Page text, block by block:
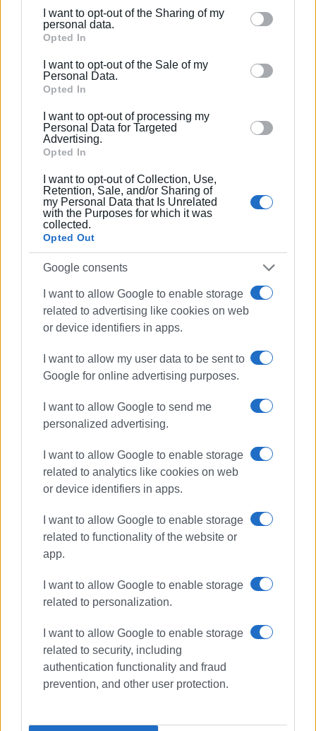
Please note that this website/app uses one or more
Google services and may gather and store information
behaviour. You may click to grant or deny consent to
Google and its third-party tags to use your data for
section.
I want to opt-out of the Sharing of my
personal data.
Opted In
I want to opt-out of the Sale of my
Personal Data.
Opted In
I want to opt-out of processing my
Personal Data for Targeted
Advertising.
Opted In
I want to opt-out of Collection, Use,
Retention, Sale, and/or Sharing of
my Personal Data that Is Unrelated
with the Purposes for which it was
collected.
Opted Out
Google consents
I want to allow Google to enable storage
related to advertising like cookies on web
or device identifiers in apps.
I want to allow my user data to be sent to
Google for online advertising purposes.
I want to allow Google to send me
personalized advertising.
I want to allow Google to enable storage
related to analytics like cookies on web
or device identifiers in apps.
I want to allow Google to enable storage
related to functionality of the website or
app.
I want to allow Google to enable storage
related to personalization.
I want to allow Google to enable storage
related to security, including
authentication functionality and fraud
prevention, and other user protection.
ΑΟ Τρίκαλα - Ανθούπολη
Θεσπρωτός - Τηλυκράτης
Αναγέννηση Άρτας – Πρόοδος Ρωγών
Αστέρας Σταυρού - Νέα Σελεύκεια
Ρεπό: Αναγέννηση Σχηματαρίου
Φωτο: ΑΕ Λευκίμμης - Η αρχική ενδεκάδα της ΑΕΛ λίγο
Εμφανίσεις: 124
Πτυχιούχος Οικονομικών του Πανεπιστημίου
Πειραιά. Συνεργάστηκε στο ξεκίνημα με την
«Αθλητική Πορεία της Κέρκυρας», ενώ από τις
αρχές του ΄92 και για 25 χρόνια στο «Κερκυραϊκό
«Κερκυραϊκά Σπορ» και από το 2000 και για 15
χρόνια στο «ΦΩΣ των ΣΠΟΡ». Από το 2015
εργάζεται στην «ΕΝΗΜΕΡΩΣΗ», ενώ
Channel (στα πρώτα χρόνια λειτουργίας του) και
Start TV, συνολικά 15 χρόνια.
Ακολουθήστε το enimerosi στοFacebook
Συνδρομητές στο e-paper